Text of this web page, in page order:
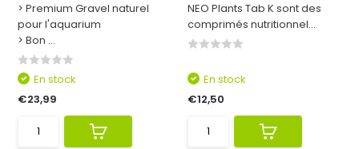
> Premium Gravel naturel
pour l'aquarium
> Bon ...
En stock
€23,99
NEO Plants Tab K sont des
comprimés nutritionnel...
En stock
€12,50